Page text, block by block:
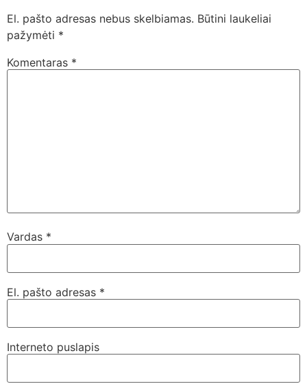
El. pašto adresas nebus skelbiamas. Būtini laukeliai
pažymėti *
Komentaras *
Vardas *
El. pašto adresas *
Interneto puslapis